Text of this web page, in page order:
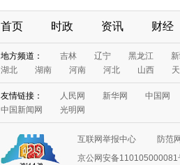
首页 时政 资讯 财经
地方频道： 吉林 辽宁 黑龙江
湖北
湖南 河南 河北 山西
友情链接： 人民网 新华网
中国网
中国新闻网
光明网
互联网举报中心
防范
京公网安备110105000081